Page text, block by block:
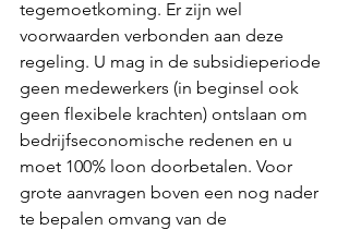
tegemoetkoming. Er zijn wel
voorwaarden verbonden aan deze
regeling. U mag in de subsidieperiode
geen medewerkers (in beginsel ook
geen flexibele krachten) ontslaan om
bedrijfseconomische redenen en u
moet 100% loon doorbetalen. Voor
grote aanvragen boven een nog nader
te bepalen omvang van de